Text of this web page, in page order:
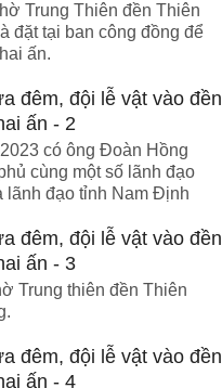
Trung Thiên đền Thiên
đặt tại ban công đồng để
ấn.
có ông Đoàn Hồng
cùng một số lãnh đạo
lãnh đạo tỉnh Nam Định
Trung thiên đền Thiên